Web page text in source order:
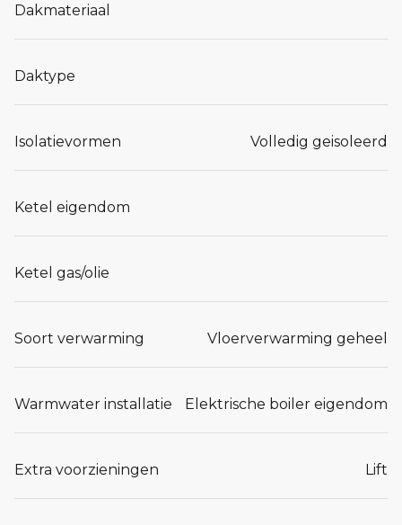
Dakmateriaal
Daktype
Isolatievormen Volledig geisoleerd
Ketel eigendom
Ketel gas/olie
Soort verwarming Vloerverwarming geheel
Warmwater installatie Elektrische boiler eigendom
Extra voorzieningen Lift